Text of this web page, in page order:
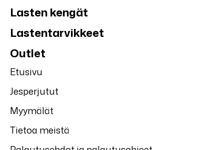
Lasten kengät
Lastentarvikkeet
Outlet
Etusivu
Jesperjutut
Myymälät
Tietoa meistä